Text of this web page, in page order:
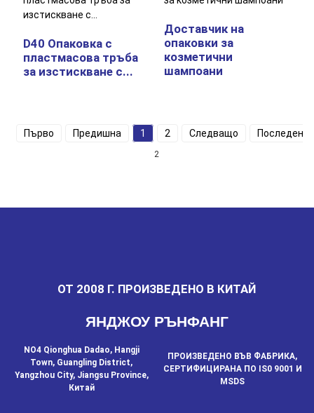
D40 Опаковка с
пластмасова тръба
за изстискване с...
Доставчик на
опаковки за
козметични
шампоани
Първо Предишна 1 2 Следващо Последен
2
ОТ 2008 Г. ПРОИЗВЕДЕНО В КИТАЙ
ЯНДЖОУ РЪНФАНГ
NO4 Qionghua Dadao, Hangji
Town, Guangling District,
Yangzhou City, Jiangsu Province,
Китай
ПРОИЗВЕДЕНО ВЪВ ФАБРИКА,
СЕРТИФИЦИРАНА ПО IS0 9001 И
MSDS